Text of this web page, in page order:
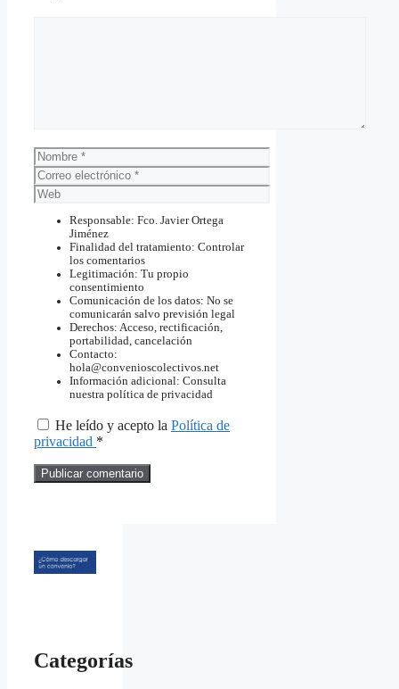
Nombre
Correo
electrónico
Web
Responsable: Fco. Javier Ortega
Jiménez
Finalidad del tratamiento: Controlar
los comentarios
Legitimación: Tu propio
consentimiento
Comunicación de los datos: No se
comunicarán salvo previsión legal
Derechos: Acceso, rectificación,
portabilidad, cancelación
Contacto:
hola@convenioscolectivos.net
Información adicional: Consulta
nuestra política de privacidad
He leído y acepto la Política de
privacidad *
Categorías